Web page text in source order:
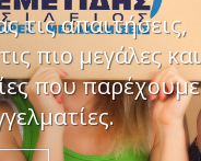
τις απαιτήσεις,
πιο μεγάλες και
που παρέχουμε